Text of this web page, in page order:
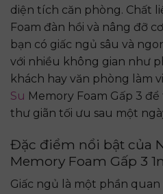
diện tích căn phòng. Chất
Foam đàn hồi và nâng đỡ
bạn có giấc ngủ sâu và
với nhiều không gian như
khách hay văn phòng làm
Su Memory Foam Gấp 3
thư giãn tối ưu sau một
Đặc điểm nổi bật của
Memory Foam Gấp 3
Giấc ngủ là một phần